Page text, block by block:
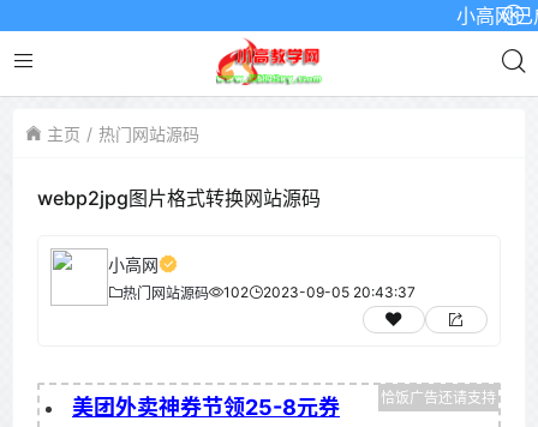
小高网已
主页 热门网站源码
webp2jpg图片格式转换网站源码
小高网
热门网站源码 102 2023-09-05 20:43:37
美团外卖神券节领25-8元券